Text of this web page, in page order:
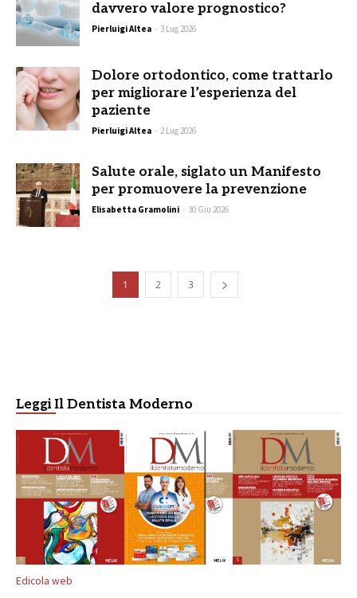
davvero valore prognostico?
Pierluigi Altea - 3 Lug 2026
Dolore ortodontico, come trattarlo
per migliorare l’esperienza del
paziente
Pierluigi Altea - 2 Lug 2026
Salute orale, siglato un Manifesto
per promuovere la prevenzione
Elisabetta Gramolini - 30 Giu 2026
1 2 3
Leggi Il Dentista Moderno
Edicola web